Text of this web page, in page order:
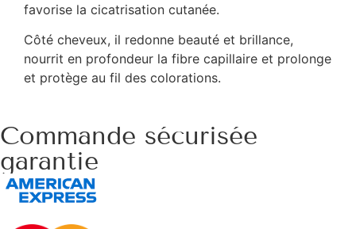
favorise la cicatrisation cutanée.
Côté cheveux, il redonne beauté et brillance,
nourrit en profondeur la fibre capillaire et prolonge
et protège au fil des colorations.
Commande sécurisée
garantie